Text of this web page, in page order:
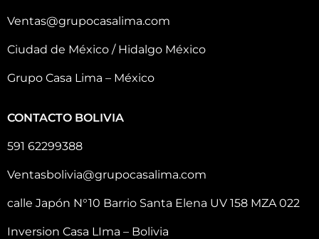
Ventas@grupocasalima.com
Ciudad de México / Hidalgo México
Grupo Casa Lima – México
CONTACTO BOLIVIA
591 62299388
Ventasbolivia@grupocasalima.com
calle Japón N°10 Barrio Santa Elena UV 158 MZA 022
Inversion Casa LIma – Bolivia